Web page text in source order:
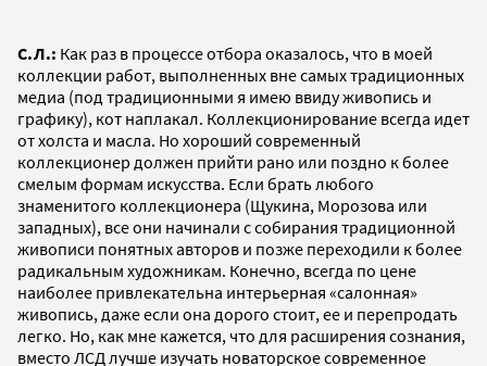
С.Л.: Как раз в процессе отбора оказалось, что в моей
коллекции работ, выполненных вне самых традиционных
медиа (под традиционными я имею ввиду живопись и
графику), кот наплакал. Коллекционирование всегда идет
от холста и масла. Но хороший современный
коллекционер должен прийти рано или поздно к более
смелым формам искусства. Если брать любого
знаменитого коллекционера (Щукина, Морозова или
западных), все они начинали с собирания традиционной
живописи понятных авторов и позже переходили к более
радикальным художникам. Конечно, всегда по цене
наиболее привлекательна интерьерная «салонная»
живопись, даже если она дорого стоит, ее и перепродать
легко. Но, как мне кажется, что для расширения сознания,
вместо ЛСД лучше изучать новаторское современное